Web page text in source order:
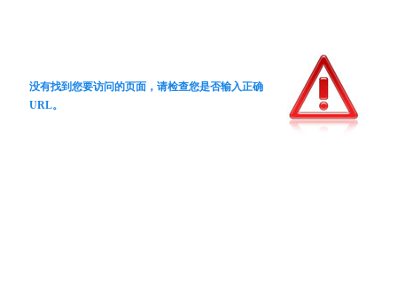
没有找到您要访问的页面，请检查您是否输入正确
URL。